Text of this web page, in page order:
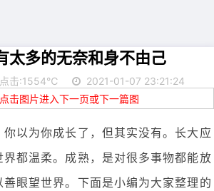
太多的无奈和身不由己
点击:1554℃
2021-01-07 23:21:24
击图片进入下一页或下一篇图
以为你成长了，但其实没有。长大应
都温柔。成熟，是对很多事物都能放
眼望世界。下面是小编为大家整理的